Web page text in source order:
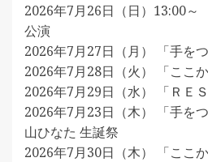
2026年7月26日（日）13:00～
公演
2026年7月27日（月） 「手を
2026年7月28日（火） 「ここ
2026年7月29日（水） 「ＲＥ
2026年7月23日（木） 「手を
山ひなた 生誕祭
2026年7月30日（木） 「ここ